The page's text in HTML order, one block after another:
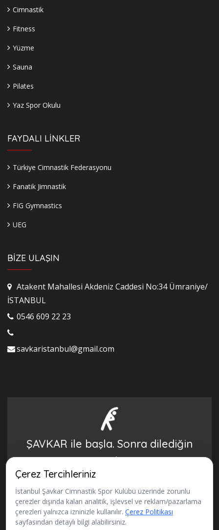
Cimnastik
Fitness
Yüzme
Sauna
Pilates
Yaz Spor Okulu
FAYDALI LİNKLER
Türkiye Cimnastik Federasyonu
Fanatik Jimnastik
FIG Gymnastics
UEG
BİZE ULAŞIN
Atakent Mahallesi Akdeniz Caddesi No:34 Ümraniye/
İSTANBUL
0546 609 22 23
savkaristanbul@gmail.com
ŞAVKAR ile başla. Sonra dilediğin
yere gidersin.
Çerez Tercihleriniz
İstanbul Şavkar Cimnastik Spor Kulübü üzerinde zorunlu
çerezler dışında kalan analitik, işlevsel ve reklam/pazarlama
çerezleri yalnızca izninizle kullanılır. Çerez Politikası
sayfasından detaylı bilgi alabilirsiniz.